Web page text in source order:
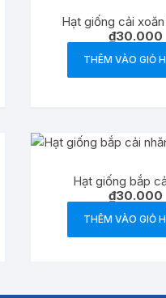
Hạt giống cải
₫30.000
THÊM VÀO GIỎ
Hạt giống bắp
₫30.000
THÊM VÀO GIỎ